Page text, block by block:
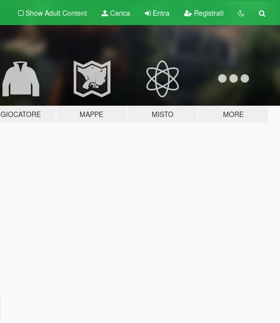
Show Adult Content Carica Entra Registrati
GIOCATORE MAPPE MISTO MORE